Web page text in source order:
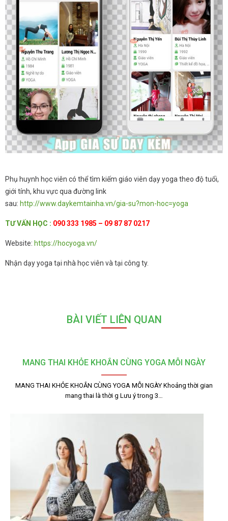
Phụ huynh học viên có thể tìm kiếm giáo viên dạy yoga theo độ tuổi,
giới tính, khu vực qua đường link
sau: http://www.daykemtainha.vn/gia-su?mon-hoc=yoga
TƯVẤN HỌC : 090 333 1985 – 09 87 87 0217
Website: https://hocyoga.vn/
Nhận dạy yoga tại nhà học viên và tại công ty.
BÀI VIẾT LIÊN QUAN
MANG THAI KHỎE KHOẮN CÙNG YOGA MỖI NGÀY
MANG THAI KHỎE KHOẮN CÙNG YOGA MỖI NGÀY Khoảng thời gian
mang thai là thời g Lưu ý trong 3…